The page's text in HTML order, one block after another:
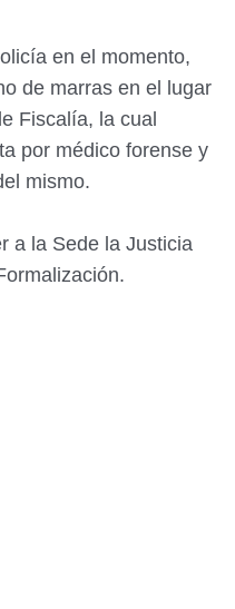
en el momento,
de marras en el lugar
Fiscalía, la cual
por médico forense y
mismo.
a la Sede la Justicia